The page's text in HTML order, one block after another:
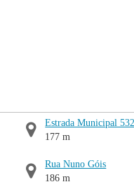
Estrada Municipal
177 m
Rua Nuno Góis
186 m